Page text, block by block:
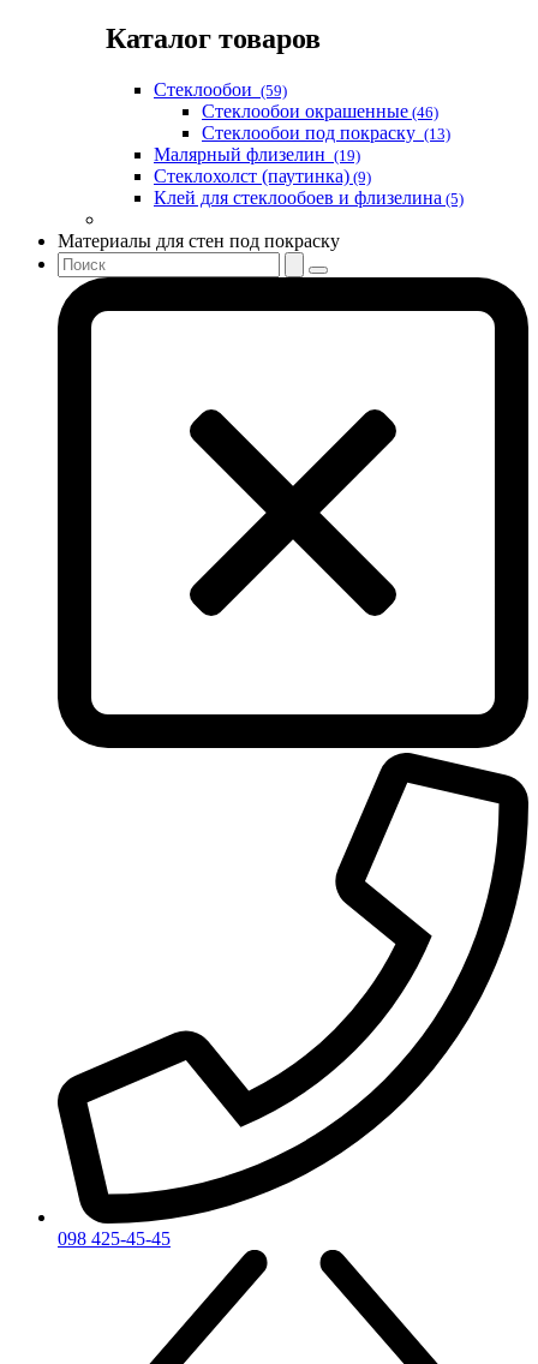
Каталог товаров
Стеклообои (59)
Стеклообои окрашенные (46)
Стеклообои под покраску (13)
Малярный флизелин (19)
Стеклохолст (паутинка) (9)
Клей для стеклообоев и флизелина (5)
Материалы для стен под покраску
098 425-45-45